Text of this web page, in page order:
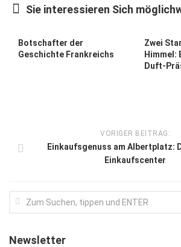
Podcast
SACHSEN IN PARIS
Sie interessieren Sich
Botschafter der
Geschichte Frankreichs
Zwei
Himmel:
Duft-
VORIGER BEITRAG:
Einkaufsgenuss am Albertplatz:
Einkaufscenter
Newsletter